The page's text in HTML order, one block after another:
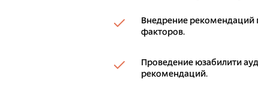
Внедрение
факторов.
Проведение юзабилити
рекомендаций.